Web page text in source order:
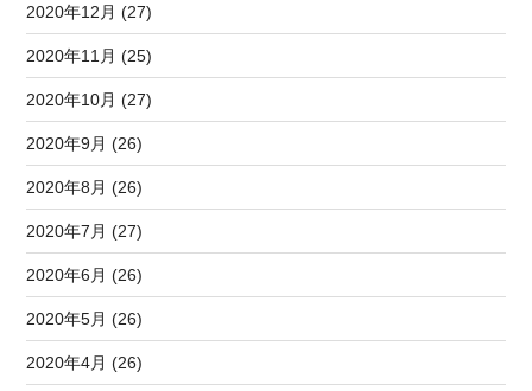
2020年12月 (27)
2020年11月 (25)
2020年10月 (27)
2020年9月 (26)
2020年8月 (26)
2020年7月 (27)
2020年6月 (26)
2020年5月 (26)
2020年4月 (26)